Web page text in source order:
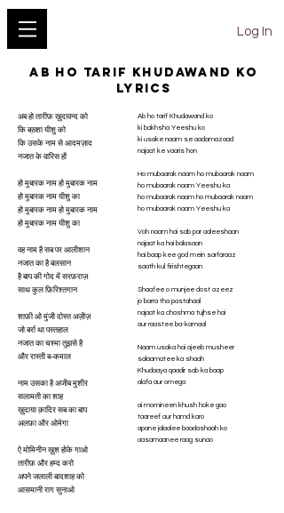
Log In
Ab ho tarif Khudawand ko
lyrics
अब हो तारीफ़ ख़ुदावन्द को
कि बख़्शा यीशु को
कि उसके नाम से आदमज़ाद
नजात के वारिस हों
हो मुबारक नाम हो मुबारक नाम
हो मुबारक नाम यीशु का
हो मुबारक नाम हो मुबारक नाम
हो मुबारक नाम यीशु का
वह नाम है सब पर आलीशान
नजात का है बलसान
है बाप की गोद में सरफ़राज़
साथ कुल फ़िरिश्तगान
शाफ़ी ओ मुंजी दोस्त अज़ीज़
जो बर्रा था पस्तहाल
नजात का चश्मा तुझसे है
और रास्ती ब-कमाल
नाम उसका है अजीब मुशीर
सलामती का शाह
ख़ुदाया क़ादिर सब का बाप
अलफ़ा और ओमेगा
ऐ मोमिनीन ख़ुश होके गाओ
तारीफ़ और हम्द करो
अपने जलाली बादशाह को
आसमानी राग सुनाओ
Ab ho tarif Khudawand ko
ki bakhsha Yeeshu ko
ki usake naam se aadamazaad
najaat ke vaaris hon
Ho mubaarak naam ho mubaarak naam
ho mubaarak naam Yeeshu ka
ho mubaarak naam ho mubaarak naam
ho mubaarak naam Yeeshu ka
Voh naam hai sab par aaleeshaan
najaat ka hai balasaan
hai baap kee god mein sarfaraaz
saath kul firishtegaan
Shaafee o munjee dost azeez
jo barra tha pastahaal
najaat ka chashma tujhse hai
aur raastee ba-kamaal
Naam usaka hai ajeeb musheer
salaamatee ka shaah
Khudaaya qaadir sab ka baap
alafa aur omega
ai momineen khush hoke gao
taareef aur hamd karo
apane jalaalee baadashaah ko
aasamaanee raag sunao